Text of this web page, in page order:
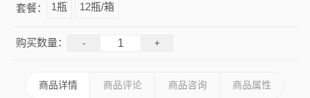
套餐： 1瓶 12瓶/箱
购买数量： - +
商品详情 商品评论 商品咨询 商品属性